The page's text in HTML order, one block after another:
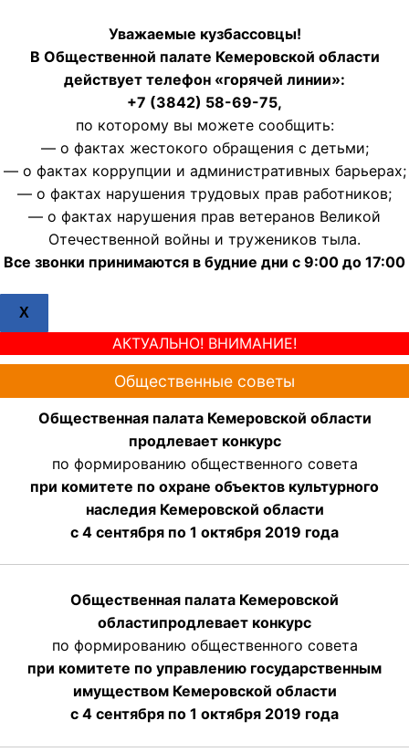
Уважаемые кузбассовцы!
В Общественной палате Кемеровской области
действует телефон «горячей линии»:
+7 (3842) 58-69-75,
по которому вы можете сообщить:
— о фактах жестокого обращения с детьми;
— о фактах коррупции и административных барьерах;
— о фактах нарушения трудовых прав работников;
— о фактах нарушения прав ветеранов Великой
Отечественной войны и тружеников тыла.
Все звонки принимаются в будние дни с 9:00 до 17:00
X
АКТУАЛЬНО! ВНИМАНИЕ!
Общественные советы
Общественная палата Кемеровской области
продлевает конкурс
по формированию общественного совета
при комитете по охране объектов культурного
наследия Кемеровской области
с 4 сентября по 1 октября 2019 года
Общественная палата Кемеровской
областипродлевает конкурс
по формированию общественного совета
при комитете по управлению государственным
имуществом Кемеровской области
с 4 сентября по 1 октября 2019 года